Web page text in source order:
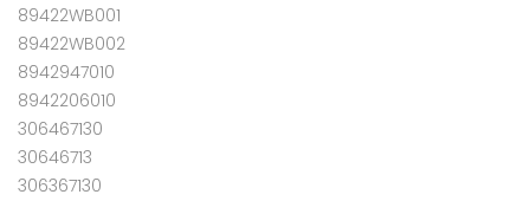
89422WB001
89422WB002
8942947010
8942206010
306467130
30646713
306367130